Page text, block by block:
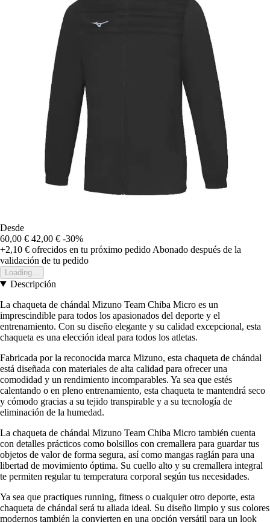
Desde
60,00 € 42,00 € -30%
+2,10 € ofrecidos en tu próximo pedido Abonado después de la
validación de tu pedido
Loading...
Descripción
La chaqueta de chándal Mizuno Team Chiba Micro es un
imprescindible para todos los apasionados del deporte y el
entrenamiento. Con su diseño elegante y su calidad excepcional, esta
chaqueta es una elección ideal para todos los atletas.
Fabricada por la reconocida marca Mizuno, esta chaqueta de chándal
está diseñada con materiales de alta calidad para ofrecer una
comodidad y un rendimiento incomparables. Ya sea que estés
calentando o en pleno entrenamiento, esta chaqueta te mantendrá seco
y cómodo gracias a su tejido transpirable y a su tecnología de
eliminación de la humedad.
La chaqueta de chándal Mizuno Team Chiba Micro también cuenta
con detalles prácticos como bolsillos con cremallera para guardar tus
objetos de valor de forma segura, así como mangas raglán para una
libertad de movimiento óptima. Su cuello alto y su cremallera integral
te permiten regular tu temperatura corporal según tus necesidades.
Ya sea que practiques running, fitness o cualquier otro deporte, esta
chaqueta de chándal será tu aliada ideal. Su diseño limpio y sus colores
modernos también la convierten en una opción versátil para un look